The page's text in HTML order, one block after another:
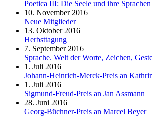
Poetica III: Die Seele und ihre Sprachen
10. November 2016
Neue Mitglieder
13. Oktober 2016
Herbsttagung
7. September 2016
Sprache. Welt der Worte, Zeichen,
1. Juli 2016
Johann-Heinrich-Merck-Preis an
1. Juli 2016
Sigmund-Freud-Preis an Jan Assmann
28. Juni 2016
Georg-Büchner-Preis an Marcel Beyer